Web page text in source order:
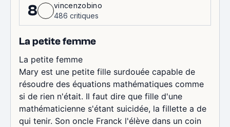
8
vincenzobino
486 critiques
La petite femme
La petite femme
Mary est une petite fille surdouée capable de
résoudre des équations mathématiques comme
si de rien n'était. Il faut dire que fille d'une
mathématicienne s'étant suicidée, la fillette a de
qui tenir. Son oncle Franck l'élève dans un coin